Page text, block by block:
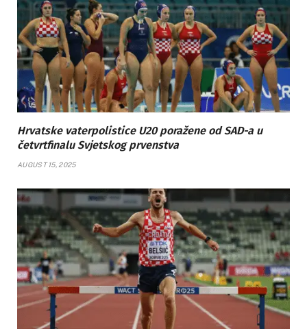
Hrvatske vaterpolistice U20 poražene od SAD-a u
četvrtfinalu Svjetskog prvenstva
AUGUST 15, 2025